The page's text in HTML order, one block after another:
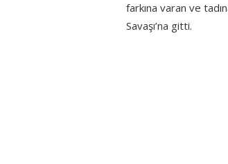
farkına varan ve
Savaşı’na gitti.